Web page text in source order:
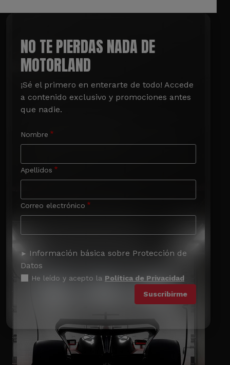
NO TE PIERDAS NADA DE
MOTORLAND
¡Sé el primero en enterarte de todo! Accede
a contenido exclusivo y promociones antes
que nadie.
Nombre
Apellidos
Correo electrónico
Información básica sobre Protección de
Datos
He leído y acepto la Política de Privacidad